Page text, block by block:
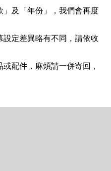
及「年份」，我們會再度
定差異略有不同，請依收
配件，麻煩請一併寄回，